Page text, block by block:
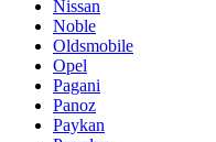
Nissan
Noble
Oldsmobile
Opel
Pagani
Panoz
Paykan